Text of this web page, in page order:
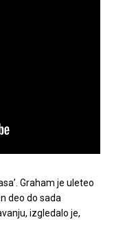
Graham je uleteo
deo do sada
izgledalo je,